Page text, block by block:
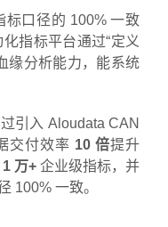
标口径的 100% 一致
指标平台通过“定义
缘分析能力，能系统
引入 Aloudata CAN
交付效率 10 倍提升
1 万+ 企业级指标，并
100% 一致。